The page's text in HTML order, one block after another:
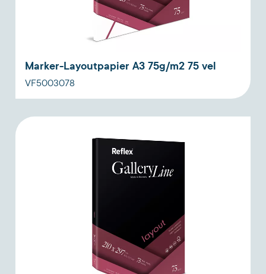
Marker-Layoutpapier A3 75g/m2 75 vel
VF5003078